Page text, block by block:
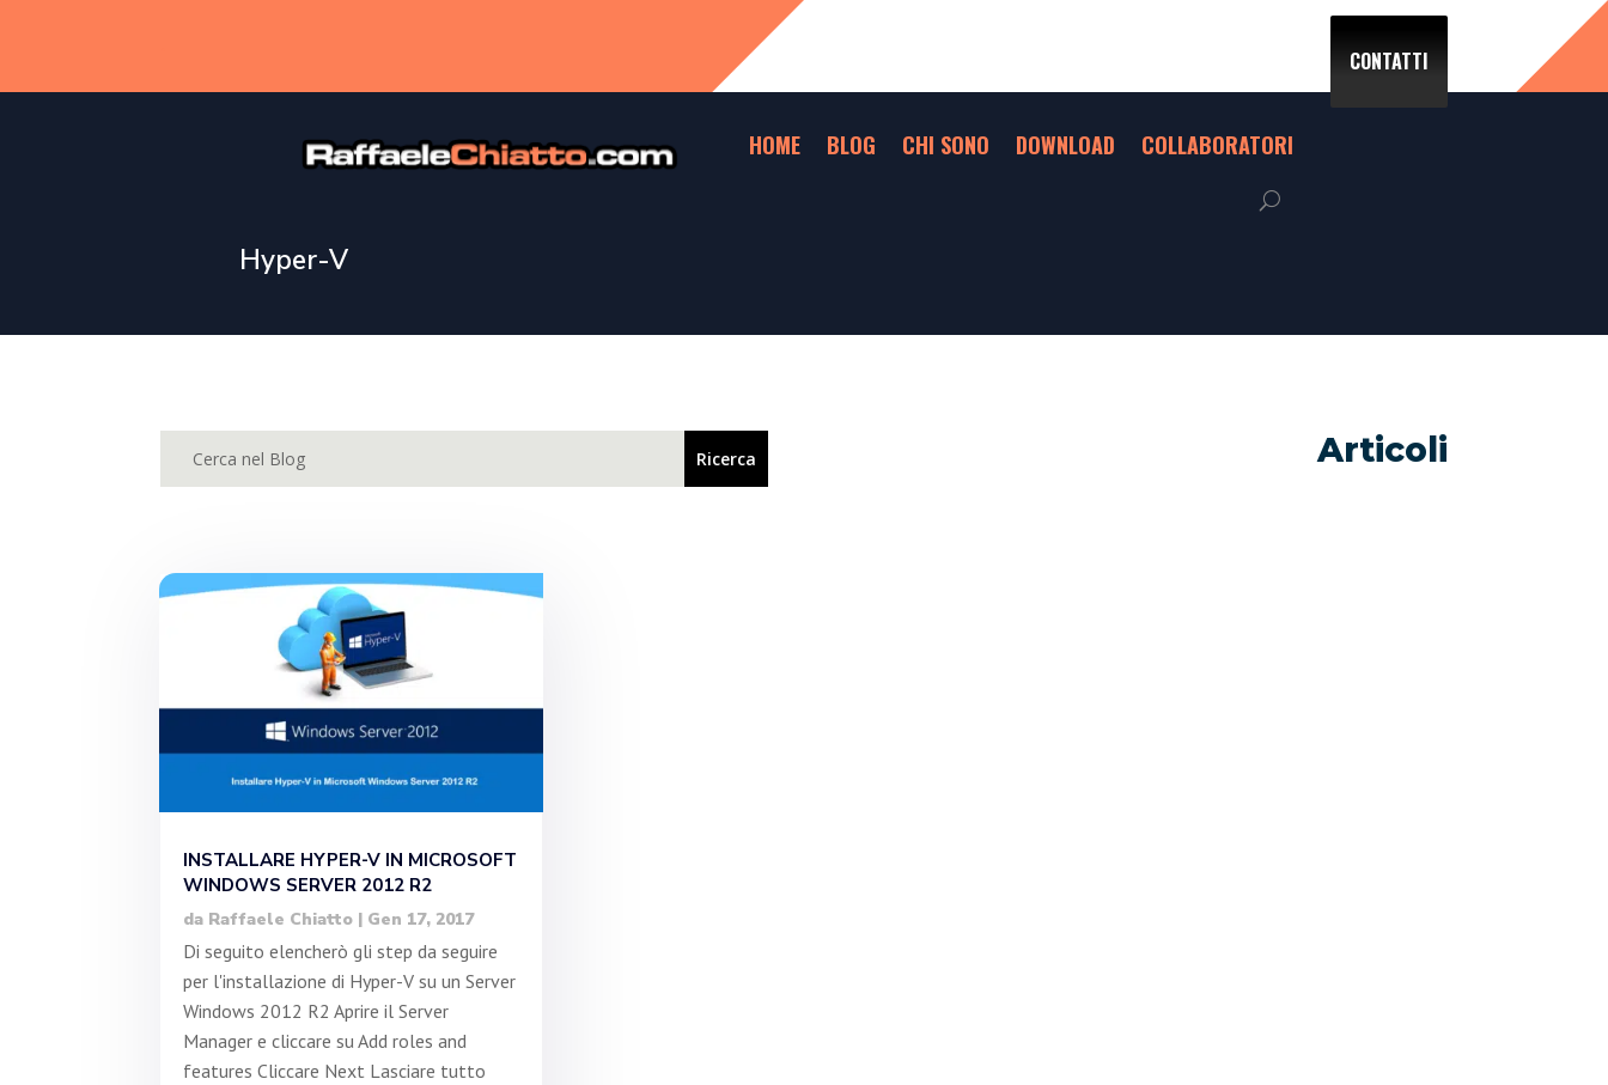
HOME BLOG CHI SONO DOWNLOAD COLLABORATORI
CONTATTI
Hyper-V
Articoli
INSTALLARE HYPER-V IN MICROSOFT
WINDOWS SERVER 2012 R2
da Raffaele Chiatto | Gen 17, 2017
Di seguito elencherò gli step da seguire
per l'installazione di Hyper-V su un Server
Windows 2012 R2 Aprire il Server
Manager e cliccare su Add roles and
features Cliccare Next Lasciare tutto